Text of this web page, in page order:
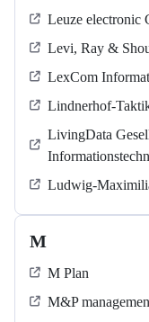
Leuze electronic
Levi, Ray &
LexCom
Lindnerhof-
LivingData
Ludwig-
M
M Plan
M&P